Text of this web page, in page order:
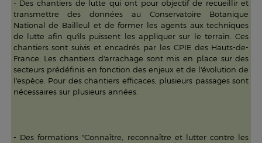
- Des chantiers de lutte qui ont pour objectif de recueillir et
transmettre des données au Conservatoire Botanique
National de Bailleul et de former les agents aux techniques
de lutte afin qu'ils puissent les appliquer sur le terrain. Ces
chantiers sont suivis et encadrés par les CPIE des Hauts-de-
France. Les chantiers d'arrachage sont mis en place sur des
secteurs prédéfinis en fonction des enjeux et de l'évolution de
l'espèce. Pour des chantiers efficaces, plusieurs passages sont
nécessaires sur plusieurs années.
- Des formations "Connaître, reconnaître et lutter contre les